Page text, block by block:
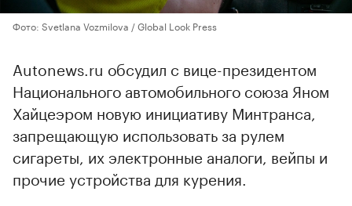
Фото: Svetlana Vozmilova / Global Look Press
Autonews.ru обсудил с вице-президентом
Национального автомобильного союза Яном
Хайцеэром новую инициативу Минтранса,
запрещающую использовать за рулем
сигареты, их электронные аналоги, вейпы и
прочие устройства для курения.